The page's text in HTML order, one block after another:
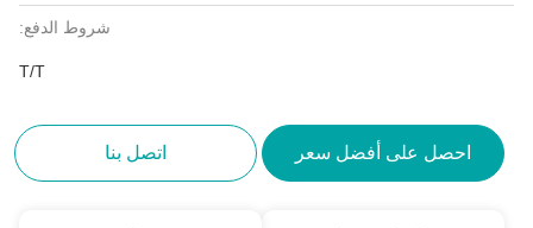
شروط الدفع:
T/T
احصل على أفضل سعر اتصل بنا